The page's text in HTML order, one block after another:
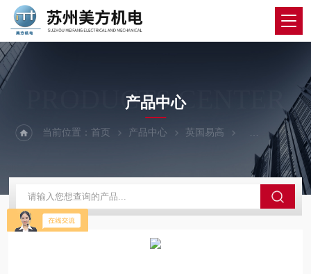
PRODUCTS CENTER
产品中心
当前位置：首页 产品中心 英国易高 易高膜厚片